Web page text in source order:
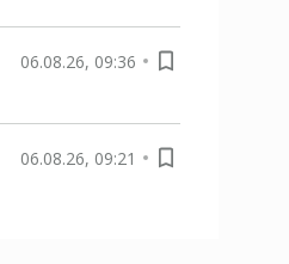
06.08.26, 09:36
06.08.26, 09:21